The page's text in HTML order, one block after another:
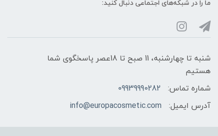
ما را در شبکه‌های اجتماعی دنبال کنید:
شنبه تا چهارشنبه، 11 صبح تا 18عصر پاسخگوی شما
هستیم
شماره تماس:
09939990282
آدرس ایمیل:
info@europacosmetic.com